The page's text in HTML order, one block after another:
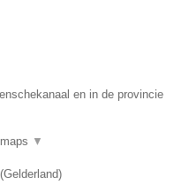
en in de provincie
▼
(Gelderland)